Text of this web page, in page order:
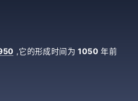
,它的形成时间为1050 年前